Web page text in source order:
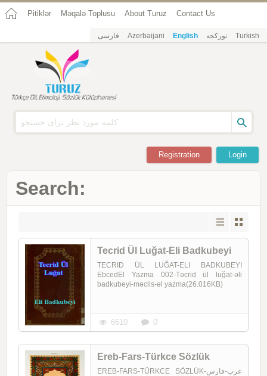
Pitiklər Məqalə Toplusu About Turuz Contact Us
فارسی Azerbaijani English تورکجه Turkish
Login
Registration
Search:
Tecrid Ül Luğat-Eli Badkubeyi
TECRID ÜL LUĞAT-ELI BADKUBEYI
EbcedEl Yazma 002-Təcrid ül luğat-əli
badkubeyi-məclis-əl yazma(26.016KB)
6610 0
Ereb-Fars-Türkce Sözlük
EREB-FARS-TÜRKCE SÖZLÜKعرب-فارس-